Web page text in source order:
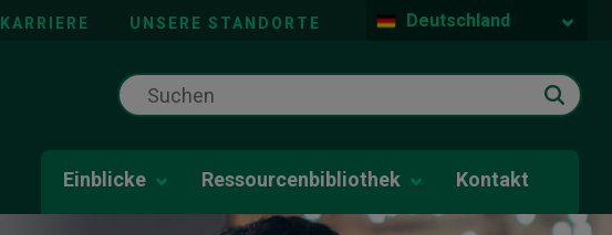
KARRIERE UNSERE STANDORTE Deutschland
Einblicke Ressourcenbibliothek Kontakt